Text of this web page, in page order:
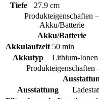
Tiefe
27.9 cm
Produkteigenschaften –
Akku/Batterie
Akku/Batterie
Akkulaufzeit 50 min
Akkutyp
Lithium-
Produkteigenschaften
Ausstattung